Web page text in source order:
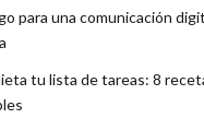
para una comunicación
tu lista de tareas: 8